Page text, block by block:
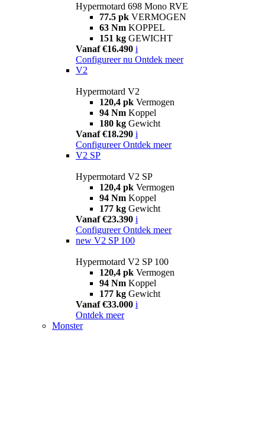
Hypermotard 698 Mono RVE
77.5 pk VERMOGEN
63 Nm KOPPEL
151 kg GEWICHT
Vanaf €16.490 i
Configureer nu Ontdek meer
V2
Hypermotard V2
120,4 pk Vermogen
94 Nm Koppel
180 kg Gewicht
Vanaf €18.290 i
Configureer Ontdek meer
V2 SP
Hypermotard V2 SP
120,4 pk Vermogen
94 Nm Koppel
177 kg Gewicht
Vanaf €23.390 i
Configureer Ontdek meer
new V2 SP 100
Hypermotard V2 SP 100
120,4 pk Vermogen
94 Nm Koppel
177 kg Gewicht
Vanaf €33.000 i
Ontdek meer
Monster